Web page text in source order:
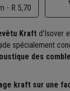
- R 5,70
Kraft d'Isover
spécialement
des
kraft sur une